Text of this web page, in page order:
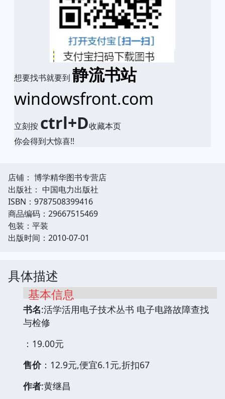
想要找书就要到 静流书站
windowsfront.com
立刻按 ctrl+D收藏本页
你会得到大惊喜!!
店铺： 博学精华图书专营店
出版社： 中国电力出版社
ISBN：9787508399416
商品编码：29667515469
包装：平装
出版时间：2010-07-01
具体描述
基本信息
书名:活学活用电子技术丛书 电子电路故障查找
与检修
：19.00元
售价：12.9元,便宜6.1元,折扣67
作者:黄继昌